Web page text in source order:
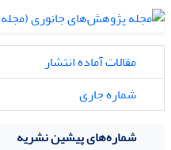
مقالات آماده انتشار
شماره جاری
شماره‌های پیشین نشریه